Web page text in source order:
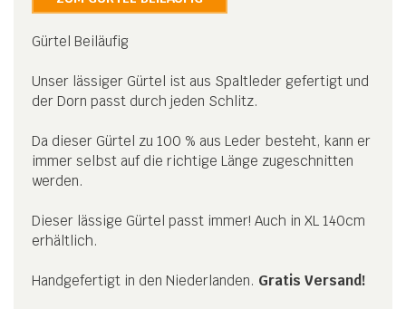
Gürtel Beiläufig
Unser lässiger Gürtel ist aus Spaltleder gefertigt und
der Dorn passt durch jeden Schlitz.
Da dieser Gürtel zu 100 % aus Leder besteht, kann er
immer selbst auf die richtige Länge zugeschnitten
werden.
Dieser lässige Gürtel passt immer! Auch in XL 140cm
erhältlich.
Handgefertigt in den Niederlanden. Gratis Versand!